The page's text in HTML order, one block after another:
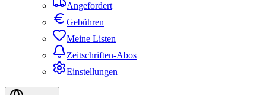
Angefordert
Gebühren
Meine Listen
Zeitschriften-Abos
Einstellungen